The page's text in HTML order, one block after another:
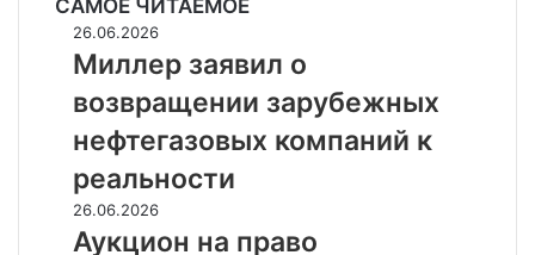
САМОЕ ЧИТАЕМОЕ
Миллер
заявил
возвращении
зарубежных
нефтегазовых
компаний
к
реальности
26.06.2026
Миллер заявил о
возвращении зарубежных
нефтегазовых компаний к
реальности
Аукцион
на
26.06.2026
Аукцион на право